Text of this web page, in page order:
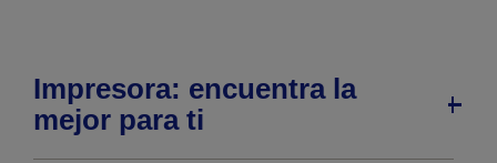
Impresora: encuentra la
mejor para ti